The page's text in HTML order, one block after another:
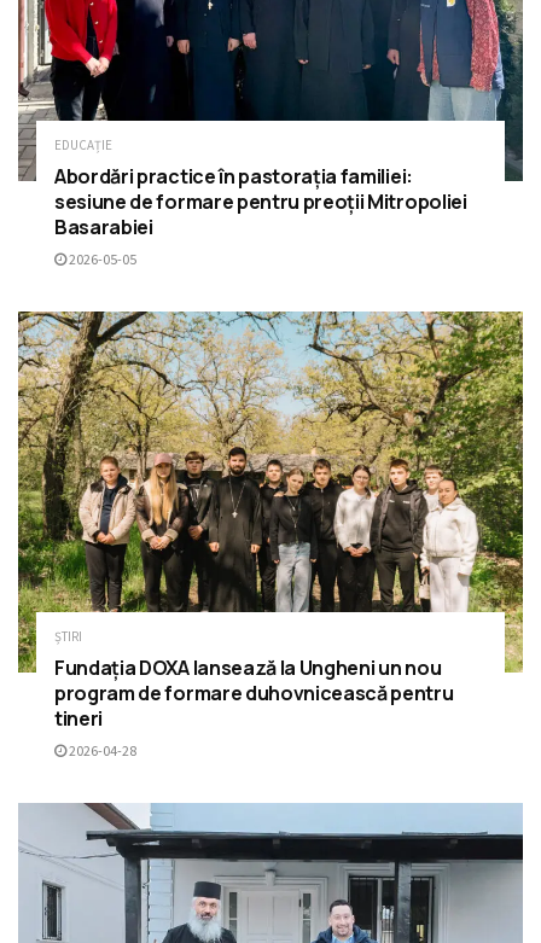
EDUCAȚIE
Abordări practice în pastorația familiei:
sesiune de formare pentru preoții Mitropoliei
Basarabiei
2026-05-05
ȘTIRI
Fundația DOXA lansează la Ungheni un nou
program de formare duhovnicească pentru
tineri
2026-04-28